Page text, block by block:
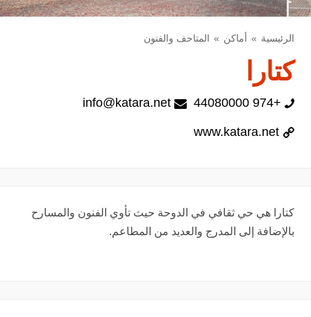
الرئيسية أماكن المتاحف والفنون
كتارا
+974 44080000
info@katara.net
www.katara.net
كتارا هي حي ثقافي في الدوحة حيث تأوي الفنون والمسارح
بالإضافة إلى المدرج والعديد من المطاعم.